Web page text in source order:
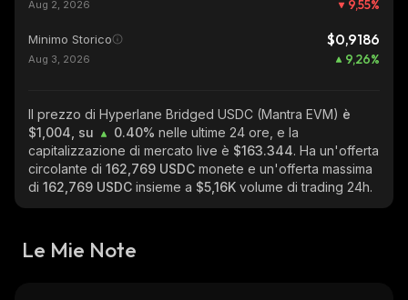
Aug 2, 2026 9,55%
Minimo Storico $0,9186
Aug 3, 2026 9,26%
Il prezzo di Hyperlane Bridged USDC (Mantra EVM) è
$1,004, su
0.40% nelle ultime 24 ore, e la
capitalizzazione di mercato live è $163.344. Ha un'offerta
circolante di 162,769 USDC monete e un'offerta massima
di 162,769 USDC insieme a $5,16K volume di trading 24h.
Le Mie Note